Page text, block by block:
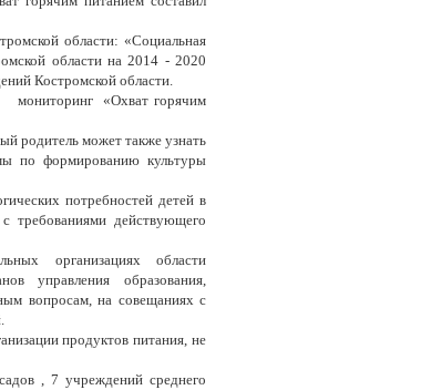
области: «Социальная
области на 2014 - 2020
Костромской области.
мониторинг «Охват горячим
родитель может также узнать
по формированию культуры
потребностей детей в
требованиями действующего
организациях области
управления образования,
вопросам, на совещаниях с
продуктов питания, не
, 7 учреждений среднего